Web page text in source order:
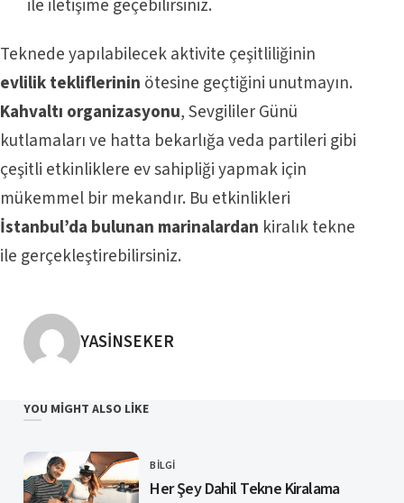
ile iletişime geçebilirsiniz.
Teknede yapılabilecek aktivite çeşitliliğinin
evlilik tekliflerinin ötesine geçtiğini unutmayın.
Kahvaltı organizasyonu, Sevgililer Günü
kutlamaları ve hatta bekarlığa veda partileri gibi
çeşitli etkinliklere ev sahipliği yapmak için
mükemmel bir mekandır. Bu etkinlikleri
İstanbul’da bulunan marinalardan kiralık tekne
ile gerçekleştirebilirsiniz.
POSTED BY
YASINSEKER
YOU MIGHT ALSO LIKE
CATEGORY
BILGI
Her Şey Dahil Tekne Kiralama